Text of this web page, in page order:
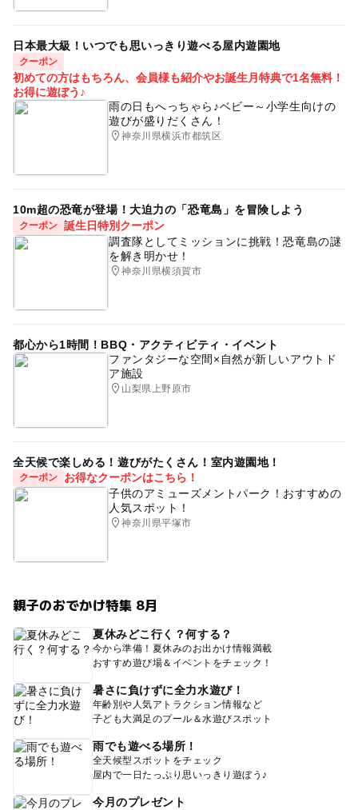
日本最大級！いつでも思いっきり遊べる屋内遊園地
クーポン
初めての方はもちろん、会員様も紹介やお誕生月特典で1名無料！
お得に遊ぼう♪
雨の日もへっちゃら♪ベビー～小学生向けの
遊びが盛りだくさん！
神奈川県横浜市都筑区
10m超の恐竜が登場！大迫力の「恐竜島」を冒険しよう
クーポン 誕生日特別クーポン
調査隊としてミッションに挑戦！恐竜島の謎
を解き明かせ！
神奈川県横須賀市
都心から1時間！BBQ・アクティビティ・イベント
ファンタジーな空間×自然が新しいアウトド
ア施設
山梨県上野原市
全天候で楽しめる！遊びがたくさん！室内遊園地！
クーポン
お得なクーポンはこちら！
子供のアミューズメントパーク！おすすめの
人気スポット！
神奈川県平塚市
親子のおでかけ特集 8月
夏休みどこ行く？何する？
今から準備！夏休みのお出かけ情報満載
おすすめ遊び場＆イベントをチェック！
暑さに負けずに全力水遊び！
年齢別や人気アトラクション情報など
子ども大満足のプール＆水遊びスポット
雨でも遊べる場所！
全天候型スポットをチェック
屋内で一日たっぷり思いっきり遊ぼう♪
今月のプレゼント